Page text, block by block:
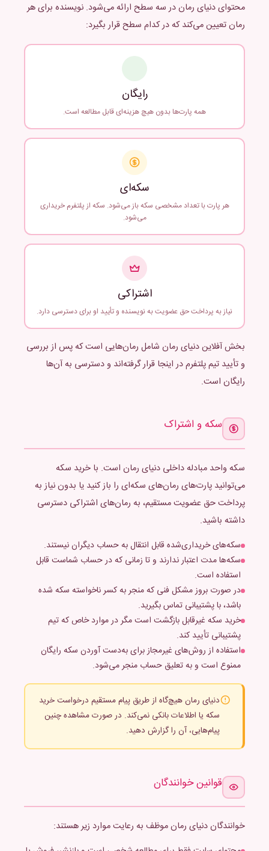
محتوای دنیای رمان در سه سطح ارائه می‌شود. نویسنده برای هر
رمان تعیین می‌کند که در کدام سطح قرار بگیرد:
رایگان
همه پارت‌ها بدون هیچ هزینه‌ای قابل مطالعه است.
سکه‌ای
هر پارت با تعداد مشخصی سکه باز می‌شود. سکه از پلتفرم خریداری
می‌شود.
اشتراکی
نیاز به پرداخت حق عضویت به نویسنده و تأیید او برای دسترسی دارد.
بخش آفلاین دنیای رمان شامل رمان‌هایی است که پس از بررسی
و تأیید تیم پلتفرم در اینجا قرار گرفته‌اند و دسترسی به آن‌ها
رایگان است.
سکه و اشتراک
سکه واحد مبادله داخلی دنیای رمان است. با خرید سکه
می‌توانید پارت‌های رمان‌های سکه‌ای را باز کنید یا بدون نیاز به
پرداخت حق عضویت مستقیم، به رمان‌های اشتراکی دسترسی
داشته باشید.
سکه‌های خریداری‌شده قابل انتقال به حساب دیگران نیستند.
سکه‌ها مدت اعتبار ندارند و تا زمانی که در حساب شماست قابل
استفاده است.
در صورت بروز مشکل فنی که منجر به کسر ناخواسته سکه شده
باشد، با پشتیبانی تماس بگیرید.
خرید سکه غیرقابل بازگشت است مگر در موارد خاص که تیم
پشتیبانی تأیید کند.
استفاده از روش‌های غیرمجاز برای به‌دست آوردن سکه رایگان
ممنوع است و به تعلیق حساب منجر می‌شود.
دنیای رمان هیچ‌گاه از طریق پیام مستقیم درخواست خرید
سکه یا اطلاعات بانکی نمی‌کند. در صورت مشاهده چنین
پیام‌هایی، آن را گزارش دهید.
قوانین خوانندگان
خوانندگان دنیای رمان موظف به رعایت موارد زیر هستند: